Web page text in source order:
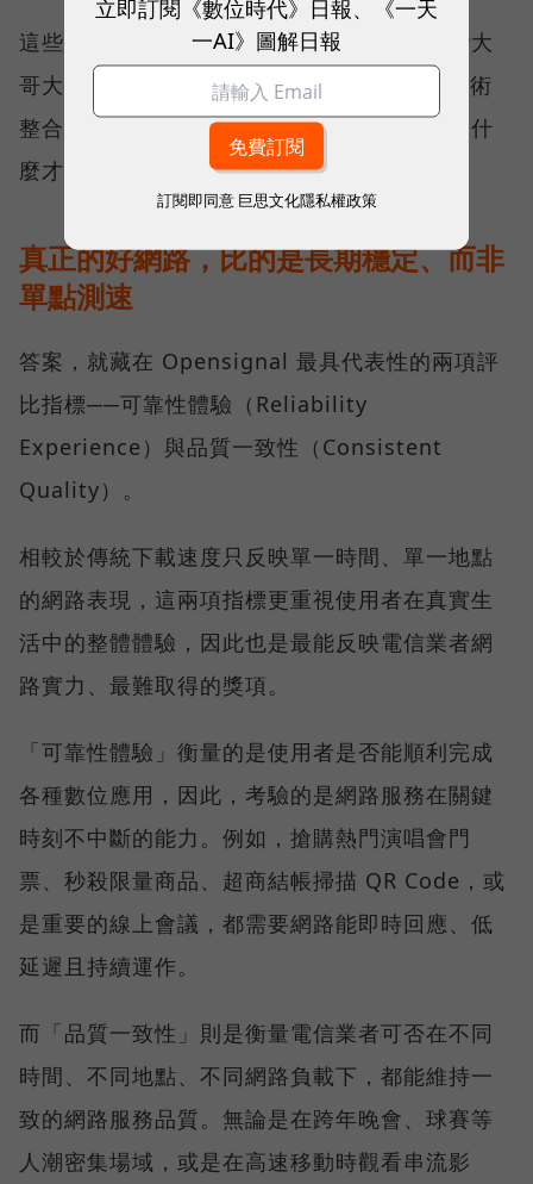
這些獎項反映的不只是網路順暢，更代表台灣大
哥大長期投入頻譜布局、基地台建設與 5G 技術
整合所累積的成果，也讓外界重新思考：究竟什
麼才是真正的好網路？
真正的好網路，比的是長期穩定、而非
單點測速
答案，就藏在 Opensignal 最具代表性的兩項評
比指標──可靠性體驗（Reliability
Experience）與品質一致性（Consistent
Quality）。
相較於傳統下載速度只反映單一時間、單一地點
的網路表現，這兩項指標更重視使用者在真實生
活中的整體體驗，因此也是最能反映電信業者網
路實力、最難取得的獎項。
「可靠性體驗」衡量的是使用者是否能順利完成
各種數位應用，因此，考驗的是網路服務在關鍵
時刻不中斷的能力。例如，搶購熱門演唱會門
票、秒殺限量商品、超商結帳掃描 QR Code，或
是重要的線上會議，都需要網路能即時回應、低
延遲且持續運作。
而「品質一致性」則是衡量電信業者可否在不同
時間、不同地點、不同網路負載下，都能維持一
致的網路服務品質。無論是在跨年晚會、球賽等
人潮密集場域，或是在高速移動時觀看串流影
立即訂閱《數位時代》日報、《一天
一AI》圖解日報
訂閱即同意 巨思文化隱私權政策